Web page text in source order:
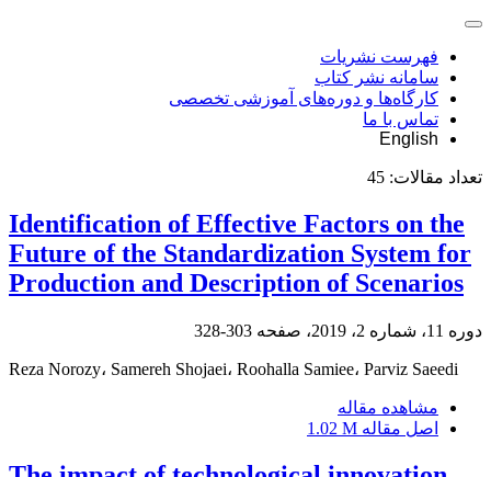
فهرست نشریات
سامانه نشر کتاب
کارگاه‌ها و دوره‌های آموزشی تخصصی
تماس با ما
English
تعداد مقالات: 45
Identification of Effective Factors on the
Future of the Standardization System for
Production and Description of Scenarios
دوره 11، شماره 2، 2019، صفحه 303-328
Reza Norozy، Samereh Shojaei، Roohalla Samiee، Parviz Saeedi
مشاهده مقاله
اصل مقاله 1.02 M